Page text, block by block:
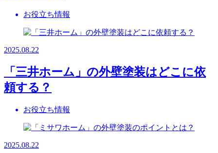
お役立ち情報
2025.08.22
「三井ホーム」の外壁塗装はどこに依
頼する？
お役立ち情報
2025.08.22